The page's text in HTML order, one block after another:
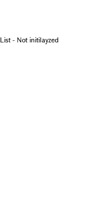
List - Not initilayzed